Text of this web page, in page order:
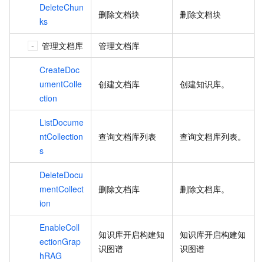
DeleteChun
ks
删除文档块 删除文档块
管理文档库 管理文档库
CreateDoc
umentColle
ction
创建文档库 创建知识库。
ListDocume
ntCollection
s
查询文档库列表 查询文档库列表。
DeleteDocu
mentCollect
ion
删除文档库 删除文档库。
EnableColl
ectionGrap
hRAG
知识库开启构建知
识图谱
知识库开启构建知
识图谱